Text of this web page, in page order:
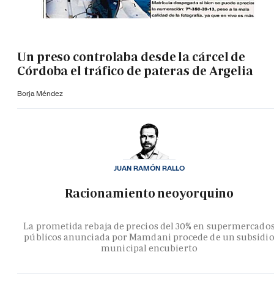
Un preso controlaba desde la cárcel de
Córdoba el tráfico de pateras de Argelia
Borja Méndez
Racionamiento neoyorquino
La prometida rebaja de precios del 30% en
públicos anunciada por Mamdani procede de un subsidio
municipal encubierto
JUAN RAMÓN RALLO